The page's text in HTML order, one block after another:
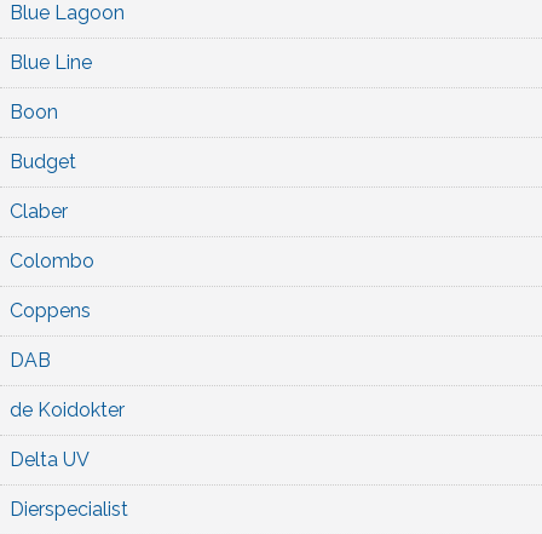
Blue Lagoon
Blue Line
Boon
Budget
Claber
Colombo
Coppens
DAB
de Koidokter
Delta UV
Dierspecialist